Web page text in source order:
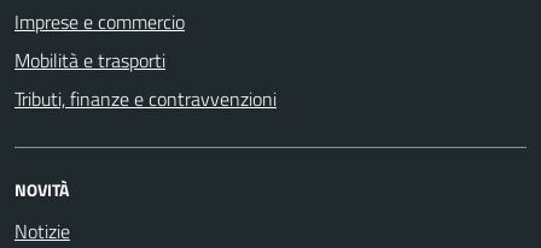
Imprese e commercio
Mobilità e trasporti
Tributi, finanze e contravvenzioni
NOVITÀ
Notizie